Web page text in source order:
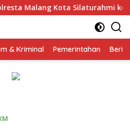
PCNU, Perkuat Sinergi Ulama
& Kriminal Pemerintahan